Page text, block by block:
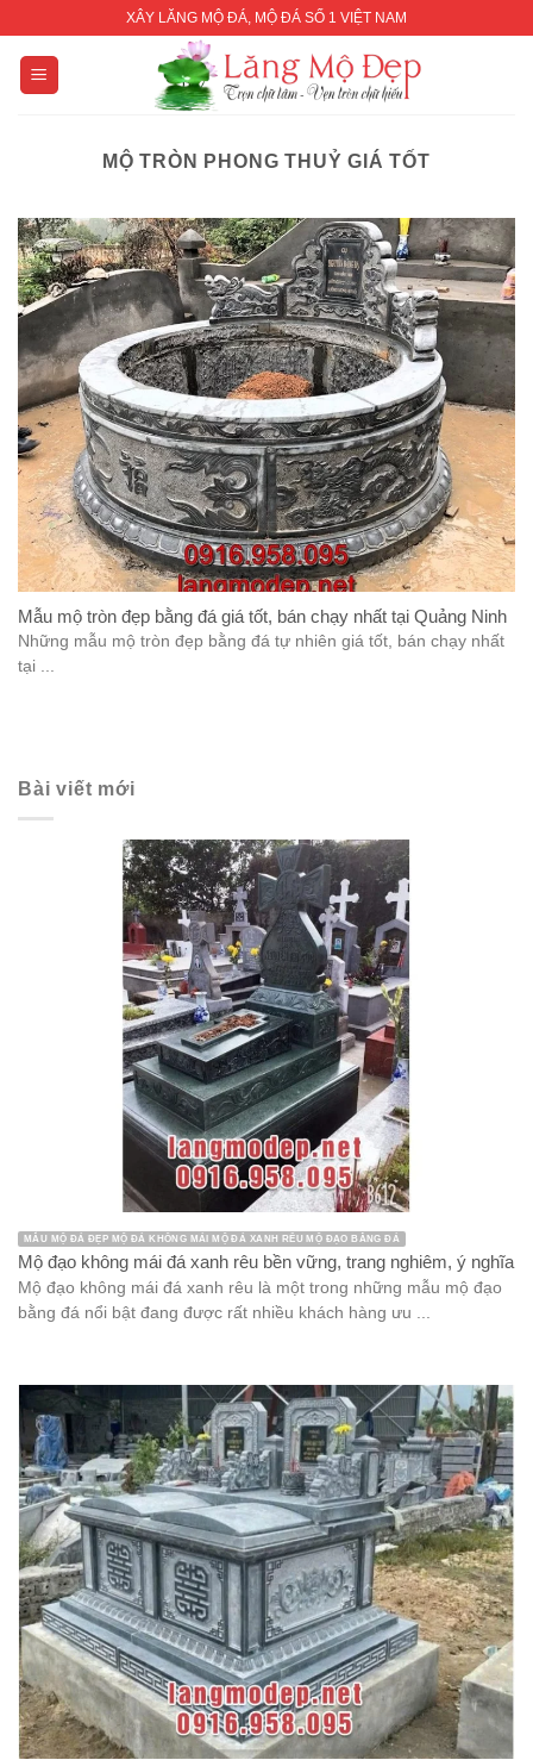
content
XÂY LĂNG MỘ ĐÁ, MỘ ĐÁ SỐ 1 VIỆT NAM
MỘ TRÒN PHONG THUỶ GIÁ TỐT
Mẫu mộ tròn đẹp bằng đá giá tốt, bán chạy nhất tại Quảng Ninh
Những mẫu mộ tròn đẹp bằng đá tự nhiên giá tốt, bán chạy nhất
tại ...
Bài viết mới
MẪU MỘ ĐÁ ĐẸP MỘ ĐÁ KHÔNG MÁI MỘ ĐÁ XANH RÊU MỘ ĐẠO BẰNG ĐÁ
Mộ đạo không mái đá xanh rêu bền vững, trang nghiêm, ý nghĩa
Mộ đạo không mái đá xanh rêu là một trong những mẫu mộ đạo
bằng đá nổi bật đang được rất nhiều khách hàng ưu ...